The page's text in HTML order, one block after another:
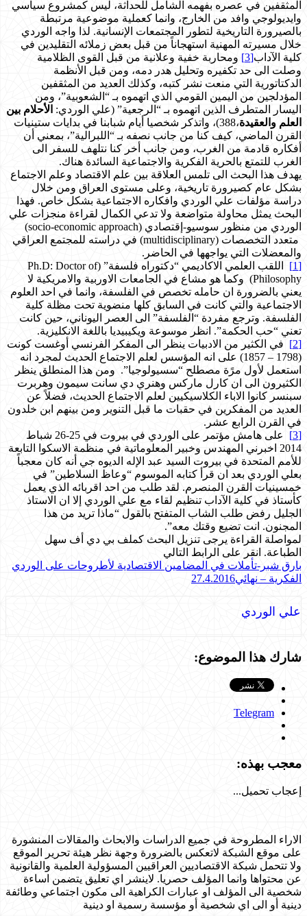
المثقفين في عصره بفهمه الشامل للحداثة، ليس كمشروع سياسي
وايديولوجي وافد من الخارج، وانما كعملية موضوعية مرتبطة
بالصيرورة التاريخية لتطور المجتمعات الإنسانية. لذا واجه الوردي
خلال مسيرته المهنية استهجاناً من قبل بعض زملائه التقليدين في
كلية الآداب[3]
ومحاربة خفية وعلانية من قبل القوى الظلامية
وصلت الى حد تكفيره وتحليل هدر دمه، ومن قبل الأنظمة
الدكتاتورية التي منعت نشر كتبه، وكذلك العديد من المثقفين
المؤدلجين من اليمين القومي الذي اتهموه بـ “الشعوبية”، ومن
اليسار المتطرف الذين اتهموه بـ “الرجعية” (علي الوردي: الأحلام بين
العلم والعقيدة
،388)، واتذكر شخصيا أيام شبابنا في بدايات ستينيات
القرن الماضي، كيف كنا من جانب نصفه بـ “اللبرالية”، بمعني أن
أفكاره قادمة من الغرب، ومن جانب أخر كنا نتلهف للسفر الى
الغرب للتمتع بالحرية الفكرية والاجتماعية السائدة هناك.
يهدف هذا البحث الى تلمس العلاقة بين علم الاقتصاد وعلم الاجتماع
بشكل عام كصيرورة تاريخية، وعلى مستوى العراق ومن خلال
دراسة مؤلفات علي الوردي وافكاره الاجتماعية بشكل خاص. فهذا
البحث يمثل محاولة متواضعة ولا تدعي الكمال لقراءة منجزات علي
الوردي من منظور سوسيو-إقتصادي (socio-economic approach)
متعدد التخصصات (multidisciplinary) في دراسته للمجتمع العراقي
والمعضلات التي يواجهها في الحاضر.
[1]
اللقب العلمي الاكاديمي “دكتوراه فلسفة” (Ph.D: Doctor of
Philosophy) وكما هو مشاع في الجامعات الاوربية والامريكية لا
يعني بالضرورة ان حامله تخصص في الفلسفة، وانما في احد العلوم
الاجتماعية والتي كانت في السابق كلها منضوية تحت مظلة كلية
الفلسفة. وترجع مفردة “الفلسفة” الى العصر اليوناني، حين كانت
تعني “حب الحكمة”. انظر موسوعة ويكيبيديا باللغة الانكليزية.
[2]
في الكثير من الادبيات ينظر الى المفكر الفرنسي أوغست كونت
(1798 – 1857) على انه المؤسس لعلم الاجتماع الحديث لمجرد انه
استعمل لأول مرًة مصطلح “سسيولوجيا”. ومن هذا المنطلق ينظر
الكثيرون الى ان كارل ماركس وهنري دي سانت سيمون وهربرت
سبنسر كانوا الاباء الكلاسيكيين لعلم الاجتماع الحديث، فضلاً عن
العديد من المفكرين في حقبات ما قبل التنوير ومن بينهم ابن خلدون
في القرن الرابع عشر.
[3]
على هامش مؤتمر على الوردي في بيروت في 25-26 شباط
2014 اخبرني المهندس وخبير المعلوماتية في منظمة الاسكوا التابعة
للأمم المتحدة في بيروت السيد عبد الإله الديوه جي أنه كان معجباً
بعلي الوردي بعد ان قرأ كتابه الموسوم “وعاظ السلاطين” في
خمسينيات القرن المنصرم. لقد طلب من احد اقربائه الذي يعمل
كأستاذ في كلية الآداب تنظيم لقاء مع علي الوردي إلا ان الاستاذ
الجليل رفض طلب الشاب المتفتح بالقول “ماذا تريد من هذا
المجنون. انت تضيع وقتك معه”.
لمواصلة القراءة يرجى تنزيل البحث كملف بي دي أف سهل
الطباعة. انقر على الرابط التالي
بارق شبر-تأملات في المضامين الاقتصادية لأطروحات على الوردي
الفكرية – نهائي27.4.2016
علي الوردي
شارك هذا الموضوع:
Telegram
معجب بهذه:
إعجاب تحميل...
الاراء المطروحة في جميع الدراسات والابحاث والمقالات المنشورة
على موقع الشبكة لاتعكس بالضرورة وجهة نظر هيئة تحرير الموقع
ولا تتحمل شبكة الاقتصاديين العراقيين المسؤولية العلمية والقانونية
عن محتواها وانما المؤلف حصريا. لاينشر اي تعليق يتضمن اساءة
شخصية الى المؤلف او عبارات الكراهية الى مكون اجتماعي وطائفة
دينية أو الى اي شخصية أو مؤسسة رسمية او دينية